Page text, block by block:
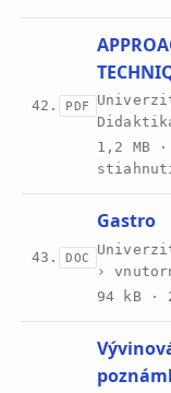
42. PDF
1,2 MB ·
43. DOC
Gastro
›
94 kB ·